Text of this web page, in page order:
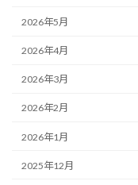
2026年5月
2026年4月
2026年3月
2026年2月
2026年1月
2025年12月